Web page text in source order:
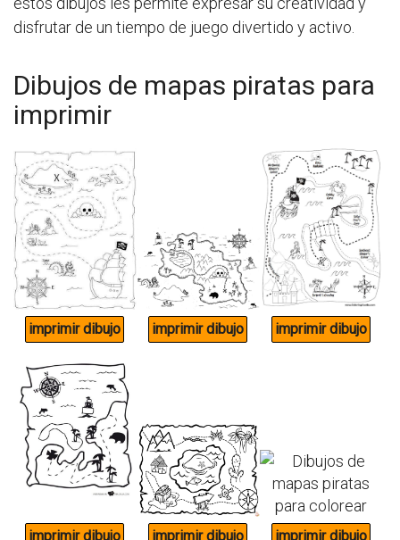
disfrutar de un tiempo de juego divertido y activo.
Dibujos de mapas piratas para
imprimir